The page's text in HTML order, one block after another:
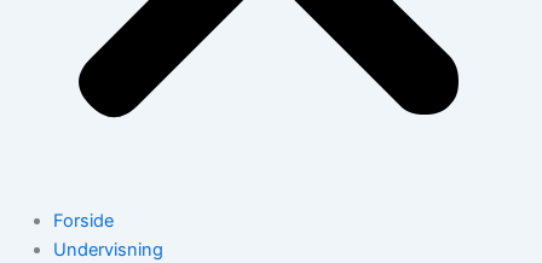
Forside
Undervisning